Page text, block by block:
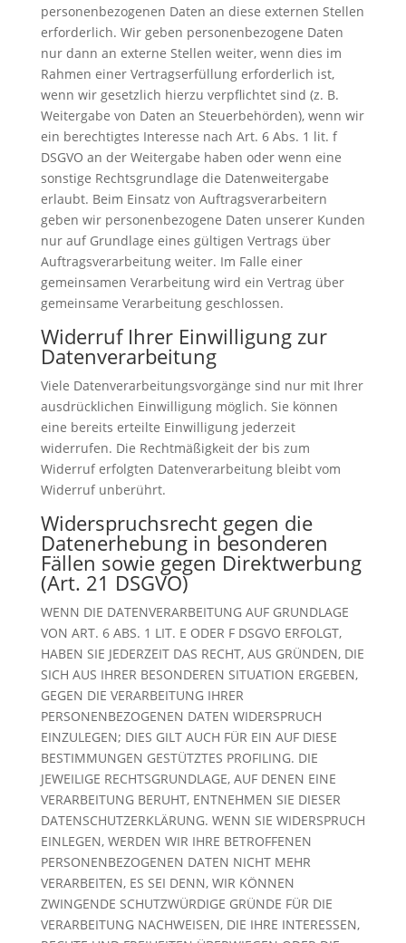
personenbezogenen Daten an diese externen Stellen
erforderlich. Wir geben personenbezogene Daten
nur dann an externe Stellen weiter, wenn dies im
Rahmen einer Vertragserfüllung erforderlich ist,
wenn wir gesetzlich hierzu verpflichtet sind (z. B.
Weitergabe von Daten an Steuerbehörden), wenn wir
ein berechtigtes Interesse nach Art. 6 Abs. 1 lit. f
DSGVO an der Weitergabe haben oder wenn eine
sonstige Rechtsgrundlage die Datenweitergabe
erlaubt. Beim Einsatz von Auftragsverarbeitern
geben wir personenbezogene Daten unserer Kunden
nur auf Grundlage eines gültigen Vertrags über
Auftragsverarbeitung weiter. Im Falle einer
gemeinsamen Verarbeitung wird ein Vertrag über
gemeinsame Verarbeitung geschlossen.
Widerruf Ihrer Einwilligung zur
Datenverarbeitung
Viele Datenverarbeitungsvorgänge sind nur mit Ihrer
ausdrücklichen Einwilligung möglich. Sie können
eine bereits erteilte Einwilligung jederzeit
widerrufen. Die Rechtmäßigkeit der bis zum
Widerruf erfolgten Datenverarbeitung bleibt vom
Widerruf unberührt.
Widerspruchsrecht gegen die
Datenerhebung in besonderen
Fällen sowie gegen Direktwerbung
(Art. 21 DSGVO)
WENN DIE DATENVERARBEITUNG AUF GRUNDLAGE
VON ART. 6 ABS. 1 LIT. E ODER F DSGVO ERFOLGT,
HABEN SIE JEDERZEIT DAS RECHT, AUS GRÜNDEN, DIE
SICH AUS IHRER BESONDEREN SITUATION ERGEBEN,
GEGEN DIE VERARBEITUNG IHRER
PERSONENBEZOGENEN DATEN WIDERSPRUCH
EINZULEGEN; DIES GILT AUCH FÜR EIN AUF DIESE
BESTIMMUNGEN GESTÜTZTES PROFILING. DIE
JEWEILIGE RECHTSGRUNDLAGE, AUF DENEN EINE
VERARBEITUNG BERUHT, ENTNEHMEN SIE DIESER
DATENSCHUTZERKLÄRUNG. WENN SIE WIDERSPRUCH
EINLEGEN, WERDEN WIR IHRE BETROFFENEN
PERSONENBEZOGENEN DATEN NICHT MEHR
VERARBEITEN, ES SEI DENN, WIR KÖNNEN
ZWINGENDE SCHUTZWÜRDIGE GRÜNDE FÜR DIE
VERARBEITUNG NACHWEISEN, DIE IHRE INTERESSEN,